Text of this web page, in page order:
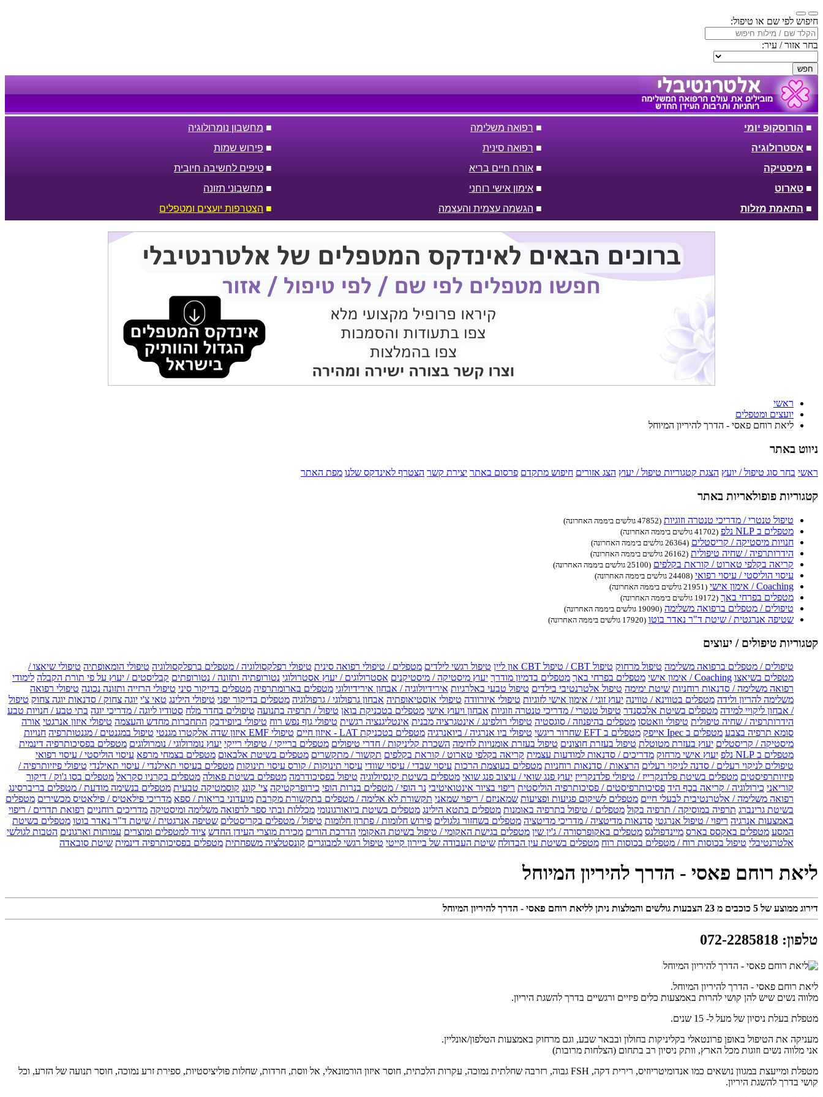
חיפוש לפי שם או טיפול:
בחר אזור / עיר:
חפש
■ הורוסקופ יומי ■ רפואה משלימה ■ מחשבון נומרולוגיה
■ אסטרולוגיה ■ רפואה סינית ■ פירוש שמות
■ מיסטיקה ■ אורח חיים בריא ■ טיפים לחשיבה חיובית
■ טארוט ■ אימון אישי רוחני ■ מחשבוני תזונה
■ התאמת מזלות ■ הגשמה עצמית והעצמה ■ הצטרפות יועצים ומטפלים
ראשי
יועצים ומטפלים
ליאת רוחם פאסי - הדרך להיריון המיוחל
ניווט באתר
ראשי בחר סוג טיפול / יועץ הצגת קטגוריות טיפול / יעוץ הצג אזורים חיפוש מתקדם פרסום באתר יצירת קשר הצטרף לאינדקס שלנו מפת האתר
קטגוריות פופולאריות באתר
טיפול טנטרי / מדריכי טנטרה וזוגיות (47852 גולשים ביממה האחרונה)
מטפלים ב NLP נלפ (41702 גולשים ביממה האחרונה)
חנויות מיסטיקה / קריסטלים (26364 גולשים ביממה האחרונה)
הידרותרפיה / שחיה טיפולית (26162 גולשים ביממה האחרונה)
קריאה בקלפי טארוט / קוראת בקלפים (25100 גולשים ביממה האחרונה)
עיסוי הוליסטי / עיסוי רפואי (24408 גולשים ביממה האחרונה)
Coaching / אימון אישי (21951 גולשים ביממה האחרונה)
מטפלים בפרחי באך (19172 גולשים ביממה האחרונה)
טיפולים / מטפלים ברפואה משלימה (19090 גולשים ביממה האחרונה)
שטיפה אנרגטית / שיטת ד"ר נאדר בוטו (17920 גולשים ביממה האחרונה)
קטגוריות טיפולים / יעוצים
טיפולים / מטפלים ברפואה משלימה טיפול מרחוק טיפול CBT / טיפול CBT און ליין טיפול רגשי לילדים מטפלים / טיפולי רפואה סינית טיפולי רפלקסולוגיה / מטפלים ברפלקסולוגיה טיפולי הומאופתיה טיפולי שיאצו /
מטפלים בשיאצו Coaching / אימון אישי מטפלים בפרחי באך מטפלים בדמיון מודרך יעוץ מיסטיקה / מיסטיקנים אסטרולוגים / יעוץ אסטרולוגי נטורופתיה ותזונה / נטורופתים קבליסטים / יעוץ על פי תורת הקבלה לימודי
רפואה משלימה / סדנאות רוחניות שיטת ימימה טיפול אלטרנטיבי בילדים טיפול טבעי באלרגיות אירידיולוגיה / אבחון אירידיולוגי מטפלים בארומתרפיה מטפלים בדיקור סיני טיפולי הרזייה ותזונה נכונה טיפולי רפואה
משלימה להריון ולידה מטפלים בטווינא / טווינה יעוץ זוגי / אימון אישי לזוגיות טיפולי איורוודה טיפולי אוסטיאופתיה אבחון גרפולוגי / גרפולוגיה מטפלים בדיקור יפני טיפולי הילינג טאי צ'י יוגה צחוק / סדנאות יוגה צחוק טיפול
/ אבחון ליקויי למידה מטפלים בשיטת אלכסנדר טיפול טנטרי / מדריכי טנטרה וזוגיות אבחון ויעוץ אישי מטפלים בטכניקת בואן טיפול / תרפיה בתנועה טיפולים בחדר מלח סטודיו ליוגה / מדריכי יוגה בתי טבע / חנויות טבע
הידרותרפיה / שחיה טיפולית טיפולי וואטסו מטפלים בהיפנוזה / סוגסטיה טיפולי רולפינג / אינטגרציה מבנית אינטליגנציה רגשית טיפולי גוף נפש רוח טיפולי ביופידבק התחברות מחדש והעצמה טיפולי איזון אנרגטי אורה
סומא תרפיה בצבע מטפלים ב Ipec אייפק מטפלים ב EFT שחרור ריגשי טיפולי ביו אנרגיה / ביואנרגיה מטפלים בטכניקת LAT - איזון חיים טיפולי EMF איזון שדה אלקטרו מגנטי טיפול במגנטים / מגנטותרפיה חנויות
מיסטיקה / קריסטלים יעוץ בעזרת מטוטלת טיפול בעזרת חוצונים טיפול בעזרת אומנויות לחימה השכרת קליניקות / חדרי טיפולים מטפלים ברייקי / טיפולי רייקי יעוץ נומרולוגי / נומרולוגים מטפלים בפסיכותרפיה דינמית
מטפלים ב NLP נלפ
יעוץ אישי מרחוק מדריכים / סדנאות למודעות עצמית קריאה בקלפי טארוט / קוראת בקלפים תקשור / מתקשרים מטפלים בשיטת אלבאום מטפלים בצמחי מרפא עיסוי הוליסטי / עיסוי רפואי
טיפולים לניקוי רעלים / סדנה לניקוי רעלים הרצאות / סדנאות רוחניות מטפלים בעוצמת הרכות עיסוי שבדי / עיסוי שוודי עיסוי תינוקות / קורס עיסוי תינוקות מטפלים בעיסוי תאילנדי / עיסוי תאילנדי טיפולי פיזיותרפיה /
פיזיותרפיסטים מטפלים בשיטת פלדנקרייז / טיפולי פלדנקרייז יעוץ פנג שואי / עיצוב פנג שואי מטפלים בשיטת קינסיולוגיה טיפול בפסיכודרמה מטפלים בשיטת פאולה מטפלים בקרניו סקראל מטפלים בסו ג'וק / דיקור
קוריאני כירולוגיה / קריאה בכף היד פסיכותרפיסטים / פסיכותרפיה הוליסטית ריפוי בציור אינטואיטיבי נר הופי / מטפלים בנרות הופי כירופרקטיקה צי' קונג קוסמטיקה טבעית מטפלים בנשימה מודעת / מטפלים בריברסינג
רפואה משלימה / אלטרנטיבית לבעלי חיים מטפלים לשיקום פגיעות ופציעות שמאניזם / ריפוי שמאני תקשורת לא אלימה / מטפלים בתקשורת מקרבת מועדוני בריאות / ספא מדריכי פילאטיס / פילאטיס מכשירים מטפלים
בשיטת גרינברג תרפיה במוסיקה / תרפיה בקול מטפלים / טיפול בתרפיה באומנות מטפלים בתטא הילינג מטפלים בשיטת ביואורגונומי מכללות ובתי ספר לרפואה משלימה ומיסטיקה מדריכים רוחניים רפואת תדרים / ריפוי
באמצעות אנרגיה ריפוי / טיפול אנרגטי סדנאות מדיטציה / מדריכי מדיטציה מטפלים בשחזור גלגולים פירוש חלומות / פתרון חלומות טיפול / מטפלים בקריסטלים שטיפה אנרגטית / שיטת ד"ר נאדר בוטו מטפלים בשיטת
המסע מטפלים באקסס בארס מיינדפולנס מטפלים באקופרסורה / ג'ין שין מטפלים בגישת האקומי / טיפול בשיטת האקומי הדרכת הורים מכירת מוצרי העידן החדש ציוד למטפלים ומוצרים עמותות וארגונים הטבות לגולשי
אלטרנטיבלי טיפול בכוסות רוח / מטפלים בכוסות רוח מטפלים בשיטת עין הבדולח שיטת העבודה של ביירון קייטי טיפול רגשי למבוגרים קונסטלציה משפחתית מטפלים בפסיכותרפיה דינמית שיטת סובאדה
ליאת רוחם פאסי - הדרך להיריון המיוחל
דירוג ממוצע של 5 כוכבים מ 23 הצבעות גולשים והמלצות ניתן לליאת רוחם פאסי - הדרך להיריון המיוחל
טלפון:
072-2285818
ליאת רוחם פאסי - הדרך להיריון המיוחל.
מלווה נשים שיש להן קושי להרות באמצעות כלים פיזיים ורגשיים בדרך להשגת היריון.
מטפלת בעלת ניסיון של מעל ל- 15 שנים.
מעניקה את הטיפול באופן פרונטאלי בקליניקות בחולון ובבאר שבע, וגם מרחוק באמצעות הטלפון/אונליין.
אני מלווה נשים וזוגות מכל הארץ, וותק ניסיון רב בתחום (הצלחות מרובות)
מטפלת ומייעצת במגוון נושאים כמו אנדומיטריוזיס, רירית דקה, FSH גבוה, רזרבה שחלתית נמוכה, עקרות הלכתית, חוסר איזון הורמונאלי, אל ווסת, חרדות, שחלות פוליציסטיות, ספירת זרע נמוכה, חוסר תנועה של הזרע, וכל
קושי בדרך להשגת היריון.